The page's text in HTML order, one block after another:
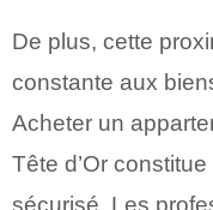
De plus, cette
constante aux
Acheter un
Tête d’Or
sécurisé. Les